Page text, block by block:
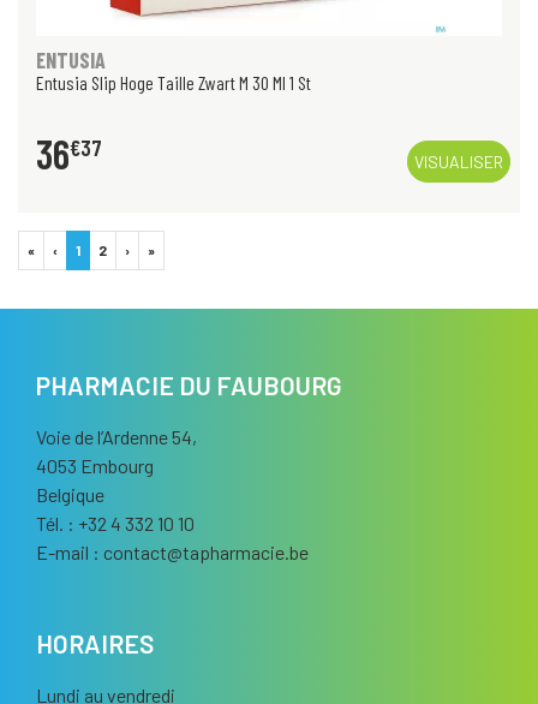
ENTUSIA
Entusia Slip Hoge Taille Zwart M 30 Ml 1 St
36€37
VISUALISER
« ‹ 1 2 › »
PHARMACIE DU FAUBOURG
Voie de l’Ardenne 54,
4053 Embourg
Belgique
Tél. : +32 4 332 10 10
E-mail : contact@tapharmacie.be
HORAIRES
Lundi au vendredi